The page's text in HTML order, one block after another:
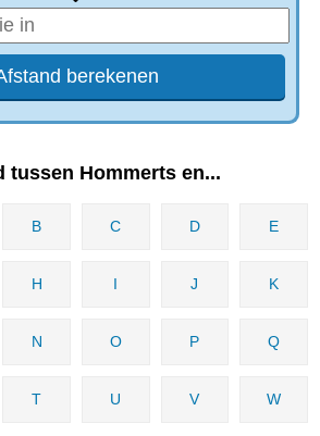
tussen Hommerts en...
B C D E
H I J K
N O P Q
T U V W